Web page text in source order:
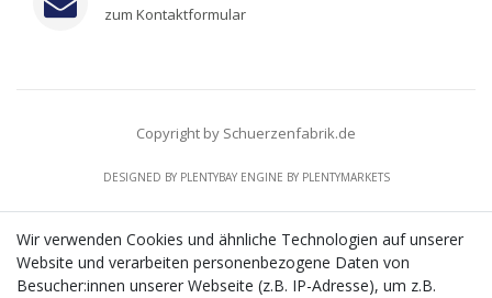
zum Kontaktformular
Copyright by Schuerzenfabrik.de
DESIGNED BY PLENTYBAYENGINE BY PLENTYMARKETS
CMS-Softwaresystems zur digitalen Optimierung
von Geschäftsprozessen
Wir verwenden Cookies und ähnliche Technologien auf unserer
Website und verarbeiten personenbezogene Daten von
Besucher:innen unserer Webseite (z.B. IP-Adresse), um z.B.